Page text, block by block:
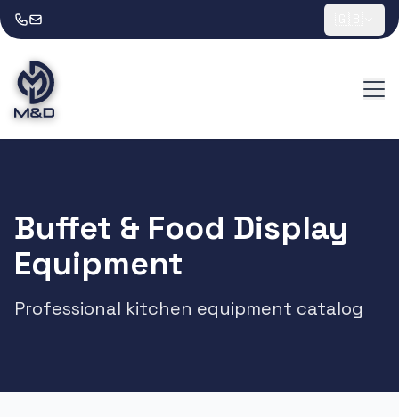
Buffet & Food Display
Equipment
Professional kitchen equipment catalog